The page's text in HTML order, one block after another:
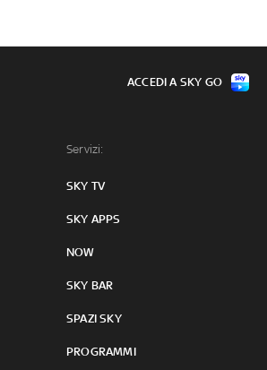
Servizi:
SKY TV
SKY APPS
NOW
SKY BAR
SPAZI SKY
PROGRAMMI
ACCEDI A SKY GO